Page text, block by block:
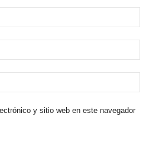
y sitio web en este navegador